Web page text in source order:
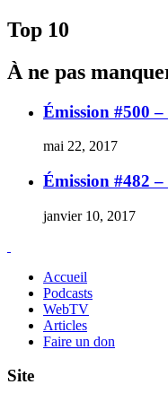
Guay
Top 10
À ne pas
Émission #500
mai 22, 2017
Émission #482 –
janvier 10, 2017
Accueil
Podcasts
WebTV
Articles
Faire un don
Site